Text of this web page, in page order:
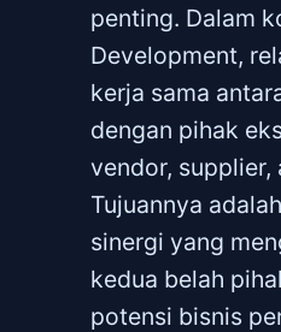
penting. Dalam
Development,
kerja sama
dengan pihak
vendor,
Tujuannya
sinergi yang
kedua belah
potensi bisnis